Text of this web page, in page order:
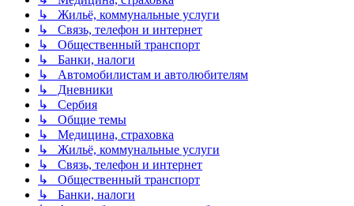
↳ Жильё, коммунальные услуги
↳ Связь, телефон и интернет
↳ Общественный транспорт
↳ Банки, налоги
↳ Автомобилистам и автолюбителям
↳ Дневники
↳ Сербия
↳ Общие темы
↳ Медицина, страховка
↳ Жильё, коммунальные услуги
↳ Связь, телефон и интернет
↳ Общественный транспорт
↳ Банки, налоги